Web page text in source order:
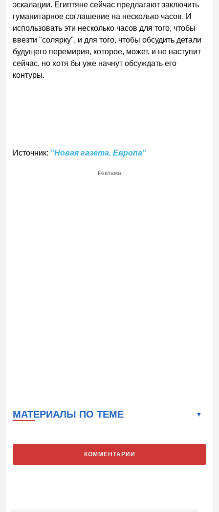
эскалации. Египтяне сейчас предлагают заключить
гуманитарное соглашение на несколько часов. И
использовать эти несколько часов для того, чтобы
ввезти "солярку", и для того, чтобы обсудить детали
будущего перемирия, которое, может, и не наступит
сейчас, но хотя бы уже начнут обсуждать его
контуры.
Источник: "Новая газета. Европа"
Реклама
МАТЕРИАЛЫ ПО ТЕМЕ
КОММЕНТАРИИ